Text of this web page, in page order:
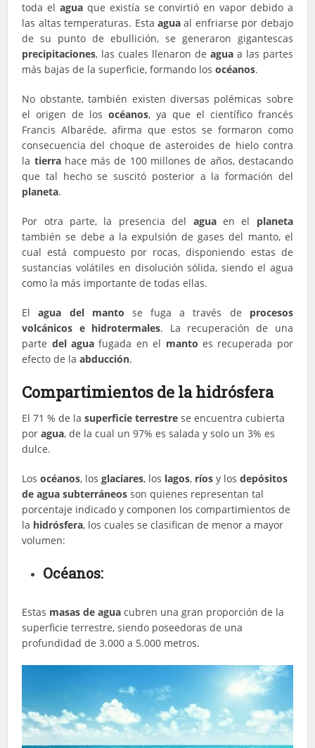
toda el aguaque existía se convirtió en vapor debido a
las altas temperaturas. Esta aguaal enfriarse por debajo
de su punto de ebullición, se generaron gigantescas
precipitaciones, las cuales llenaron de agua a las partes
más bajas de la superficie, formando losocéanos.
No obstante, también existen diversas polémicas sobre
el origen de losocéanos, ya que el científico francés
Francis Albaréde, afirma que estos se formaron como
consecuencia del choque de asteroides de hielo contra
la tierrahace más de 100 millones de años, destacando
que tal hecho se suscitó posterior a la formación del
planeta.
Por otra parte, la presencia del aguaen el planeta
también se debe a la expulsión de gases del manto, el
cual está compuesto por rocas, disponiendo estas de
sustancias volátiles en disolución sólida, siendo el agua
como la más importante de todas ellas.
Elagua del manto se fuga a través de procesos
volcánicos e hidrotermales. La recuperación de una
parte del agua fugada en el manto es recuperada por
efecto de laabducción.
Compartimientos de la hidrósfera
El 71 % de lasuperficie terrestre se encuentra cubierta
poragua, de la cual un 97% es salada y solo un 3% es
dulce.
Losocéanos, losglaciares, los lagos, ríos y losdepósitos
de agua subterráneos son quienes representan tal
porcentaje indicado y componen los compartimientos de
la hidrósfera, los cuales se clasifican de menor a mayor
volumen:
Océanos:
Estas masas de agua cubren una gran proporción de la
superficie terrestre, siendo poseedoras de una
profundidad de 3.000 a 5.000 metros.